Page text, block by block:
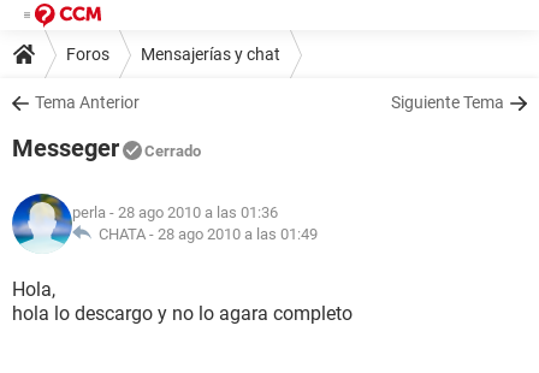
Foros Mensajerías y chat
Tema Anterior Siguiente Tema
Messeger Cerrado
perla - 28 ago 2010 a las 01:36
CHATA - 28 ago 2010 a las 01:49
Hola,
hola lo descargo y no lo agara completo